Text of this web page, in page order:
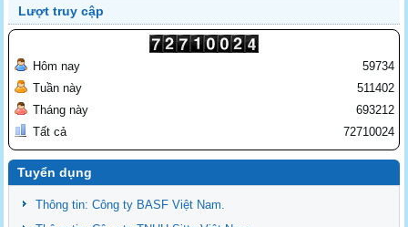
Lượt truy cập
Hôm nay
Tuần này
Tháng này
Tất cả
59734
511402
693212
72710024
Tuyển dụng
Thông tin: Công ty BASF Việt Nam.